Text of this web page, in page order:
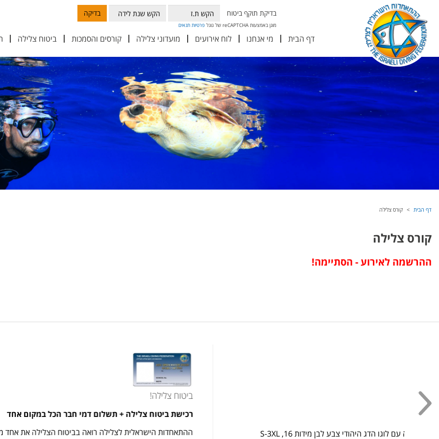
בדיקת תוקף ביטוח בדיקה
מוגן באמצעות reCAPTCHA של גוגל פרטיות תנאים
דף הבית מי אנחנו לוח אירועים מועדוני צלילה קורסים והסמכות ביטוח צלילה
דף הבית קורס צלילה
קורס צלילה
ההרשמה לאירוע - הסתיימה!
חזר למלאי! חולצת טריקו קצרה עם לוגו הדג היהודי צבע לבן מידות 16, S-3XL
רכישת ביטוח צלילה +
ההתאחדות הישראלית לצלילה